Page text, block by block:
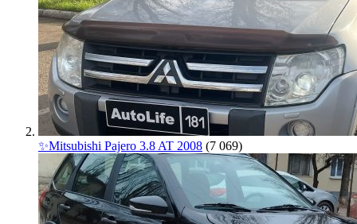
✨Mitsubishi Pajero 3.8 AT 2008 (7 069)